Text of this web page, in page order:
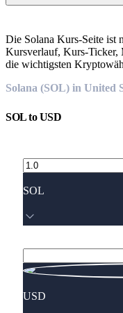
Die Solana Kurs-Seite ist
Kursverlauf, Kurs-Ticker,
die wichtigsten
Solana (SOL) in United
SOLtoUSD
SOL
USD